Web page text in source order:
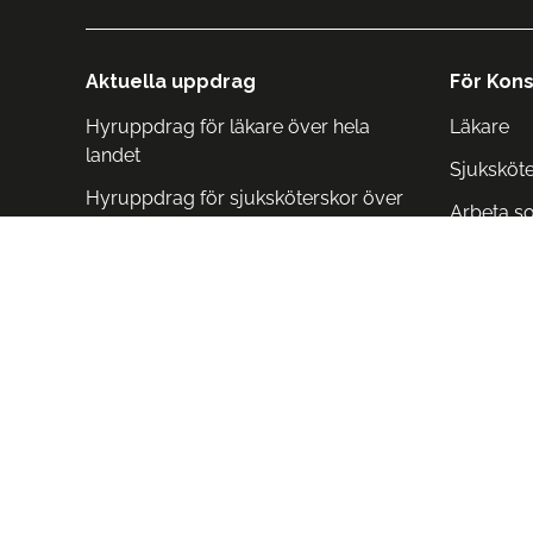
Aktuella uppdrag
Hyruppdrag för läkare över hela
landet
Hyruppdrag för sjuksköterskor över
För
Läkare
Arbeta